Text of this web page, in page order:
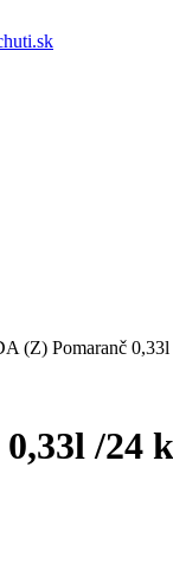
(Z) Pomaranč 0,33l
/24